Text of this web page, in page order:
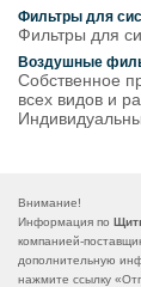
Фильтры для
Фильтры для
Воздушные
Собственное
всех видов и
Внимание!
Информация по
компанией-
дополнительную
нажмите ссылку «